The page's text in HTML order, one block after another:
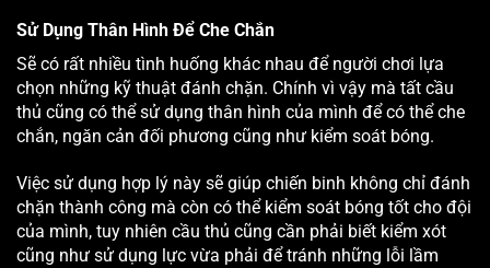
Sử Dụng Thân Hình Để Che Chắn
Sẽ có rất nhiều tình huống khác nhau để người chơi lựa
chọn những kỹ thuật đánh chặn. Chính vì vậy mà tất cầu
thủ cũng có thể sử dụng thân hình của mình để có thể che
chắn, ngăn cản đối phương cũng như kiểm soát bóng.
Việc sử dụng hợp lý này sẽ giúp chiến binh không chỉ đánh
chặn thành công mà còn có thể kiểm soát bóng tốt cho đội
của mình, tuy nhiên cầu thủ cũng cần phải biết kiểm xót
cũng như sử dụng lực vừa phải để tránh những lỗi lầm